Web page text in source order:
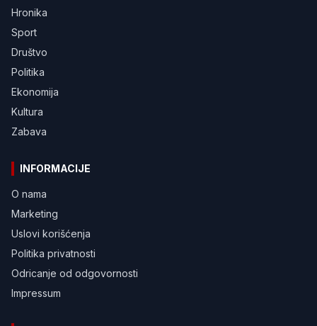
Hronika
Sport
Društvo
Politika
Ekonomija
Kultura
Zabava
INFORMACIJE
O nama
Marketing
Uslovi korišćenja
Politika privatnosti
Odricanje od odgovornosti
Impressum